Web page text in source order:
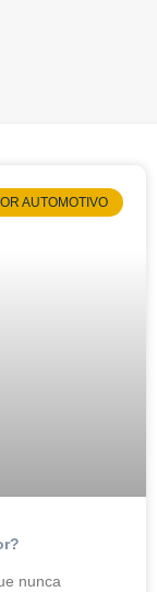
AUTOMOTIVO
nunca